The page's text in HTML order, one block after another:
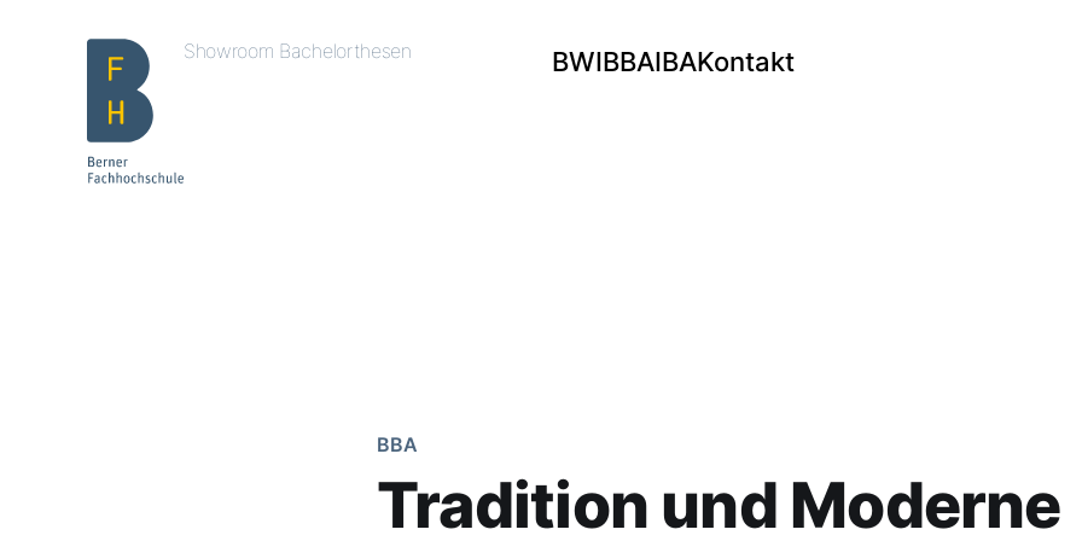
Showroom Bachelorthesen BWIBBAIBAKontakt
BBA
Tradition und Moderne